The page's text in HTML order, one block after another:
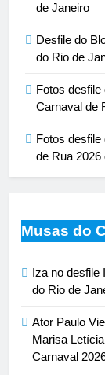
de Janeiro
Desfile do
do Rio de
Fotos desfile
Carnaval de
Fotos
de Rua 2026
Musas do
Iza no desfile
do Rio de
Ator Paulo
Marisa
Carnaval